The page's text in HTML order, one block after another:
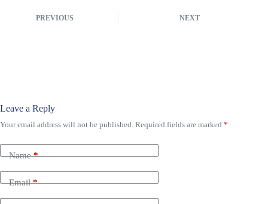
PREVIOUS NEXT
Leave a Reply
Your email address will not be published. Required fields are marked *
Name*
Email*